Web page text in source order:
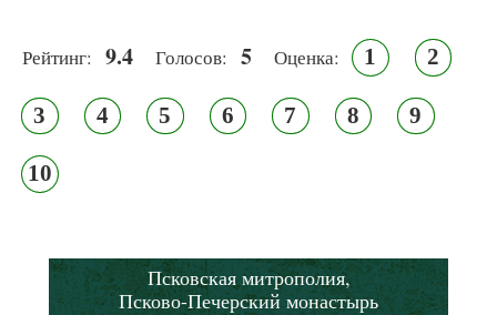
Рейтинг: 9.4 Голосов: 5 Оценка: 1 2
3 4 5 6 7 8 9
10
Псковская митрополия,
Псково-Печерский монастырь